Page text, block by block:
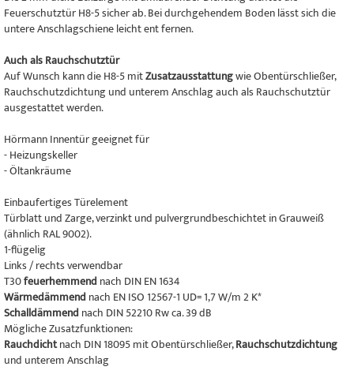
Feuerschutztür H8-5 sicher ab. Bei durchgehendem Boden lässt sich die
untere Anschlagschiene leicht ent fernen.
Auch als Rauchschutztür
Auf Wunsch kann die H8-5 mitZusatzausstattungwie Obentürschließer,
Rauchschutzdichtung und unterem Anschlag auch als Rauchschutztür
ausgestattet werden.
Hörmann Innentür geeignet für
- Heizungskeller
- Öltankräume
Einbaufertiges Türelement
Türblatt und Zarge, verzinkt und pulvergrundbeschichtet in Grauweiß
(ähnlich RAL 9002).
1-flügelig
Links / rechts verwendbar
T30feuerhemmend nach DIN EN 1634
Wärmedämmend nach EN ISO 12567-1 UD= 1,7 W/m 2 K*
Schalldämmend nach DIN 52210 Rw ca. 39 dB
Mögliche Zusatzfunktionen:
Rauchdichtnach DIN 18095 mit Obentürschließer,Rauchschutzdichtung
und unterem Anschlag